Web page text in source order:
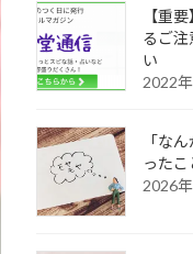
【重
るご
い
2022
「な
った
2026